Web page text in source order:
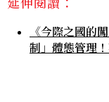
延伸閱讀：
《今際之國的
制」體態管理